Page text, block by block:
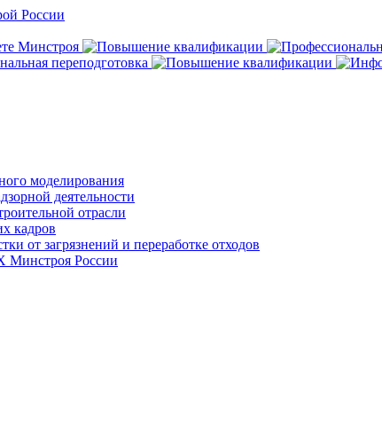
моделирования
деятельности
отрасли
кадров
от загрязнений и переработке отходов
России